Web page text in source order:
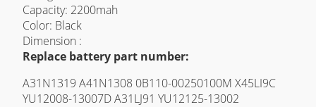
Capacity: 2200mah
Color: Black
Dimension :
Replace battery part number:
A31N1319 A41N1308 0B110-00250100M X45LI9C
YU12008-13007D A31LJ91 YU12125-13002